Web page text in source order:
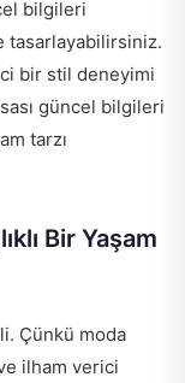
bilgileri
tasarlayabilirsiniz.
bir stil deneyimi
güncel bilgileri
tarzı
Bir Yaşam
Çünkü moda
ilham verici